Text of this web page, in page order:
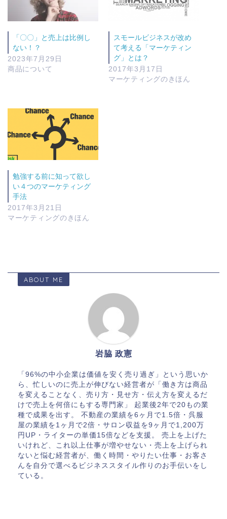
「〇〇」と売上は比例し
ない！？
2023年7月29日
商品について
スモールビジネスが改め
て考える「マーケティン
グ」とは？
2017年3月17日
マーケティングのきほん
勉強する前に知って欲し
い４つのマーケティング
手法
2017年3月21日
マーケティングのきほん
ABOUT ME
岩脇 政憲
「96%の中小企業は価値を安く売り過ぎ」という思いか
ら、忙しいのに売上が伸びない経営者が「働き方は商品
を変えることなく、売り方・見せ方・伝え方を変えるだ
けで売上を何倍にもする専門家」 起業後2年で20もの業
種で成果を出す。 不動産の業績を6ヶ月で1.5倍・呉服
屋の業績を1ヶ月で2倍・サロン収益を9ヶ月で1,200万
円UP・ライターの単価15倍などを支援。 売上を上げた
いけれど、これ以上仕事が増やせない・売上を上げられ
ないと悩む経営者が、働く時間・やりたい仕事・お客さ
んを自分で選べるビジネススタイル作りのお手伝いをし
ている。